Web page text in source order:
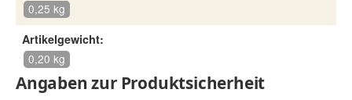
0,25 kg
Artikelgewicht:
0,20 kg
Angaben zur Produktsicherheit